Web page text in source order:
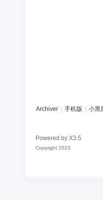
Archiver 手机版 小黑
Powered by X3.5
Copyright 2023